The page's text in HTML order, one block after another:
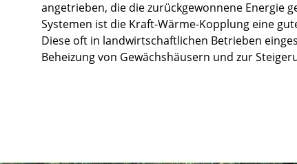
angetrieben, die die zurückgewonnene Energie
Systemen ist die Kraft-Wärme-Kopplung eine
Diese oft in landwirtschaftlichen Betrieben
Beheizung von Gewächshäusern und zur